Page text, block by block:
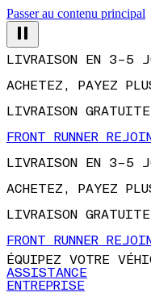
Passer au contenu principal
LIVRAISON EN 3–5
ACHETEZ, PAYEZ
LIVRAISON
FRONT RUNNER
LIVRAISON EN 3–5
ACHETEZ, PAYEZ
LIVRAISON
FRONT RUNNER
ÉQUIPEZ VOTRE
ASSISTANCE
ENTREPRISE